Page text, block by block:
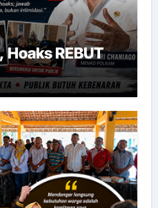
Hoaks REBUT